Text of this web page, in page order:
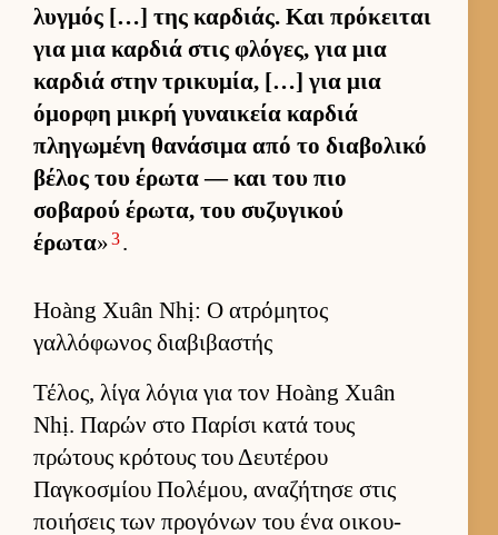
λυγ­μός […] της καρ­διάς. Και πρόκει­ται
για μια καρ­διά στις φλόγες, για μια
καρ­διά στην τρικυμία, […] για μια
όμορφη μικρή γυναι­κεία καρ­διά
πληγωμένη θανάσιμα από το δια­βολικό
βέλος του έρωτα — και του πιο
σοβαρού έρωτα, του συζυγικού
έρωτα»3.
Hoàng Xuân Nhị: Ο ατρόμητος
γαλλόφωνος διαβιβαστής
Τέλος, λίγα λόγια για τον Hoàng Xuân
Nhị. Παρών στο Παρίσι κατά τους
πρώτους κρότους του Δευ­τέρου
Παγκοσμίου Πολέμου, αναζήτησε στις
ποι­ήσεις των προγόνων του ένα οι­κου­